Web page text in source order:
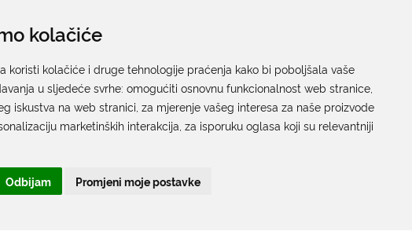
kolačiće
koristi kolačiće i druge tehnologije praćenja kako bi poboljšala vaše
u sljedeće svrhe: omogućiti osnovnu funkcionalnost web stranice
iskustva na web stranici za mjerenje vašeg interesa za naše proizvode
marketinških interakcija za isporuku oglasa koji su relevantniji
Odbijam Promjeni moje postavke
zaštitu
Pisarnica
Ured 205; rad sa strankama za sva upravna tijela
Grada Dubrovnika
Gundulićeva poljana 10, 20000 Dubrovnik
Radno vrijeme sa strankama:
T:+385 20 351 879